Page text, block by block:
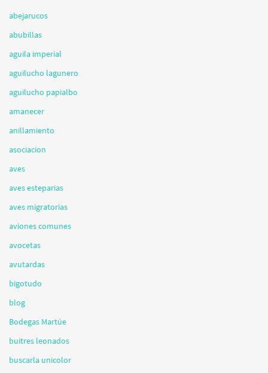
abejarucos
abubillas
aguila imperial
aguilucho lagunero
aguilucho papialbo
amanecer
anillamiento
asociacion
aves
aves esteparias
aves migratorias
aviones comunes
avocetas
avutardas
bigotudo
blog
Bodegas Martúe
buitres leonados
buscarla unicolor